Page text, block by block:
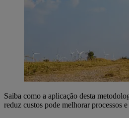
Saiba como a aplicação desta
reduz custos pode melhorar processos